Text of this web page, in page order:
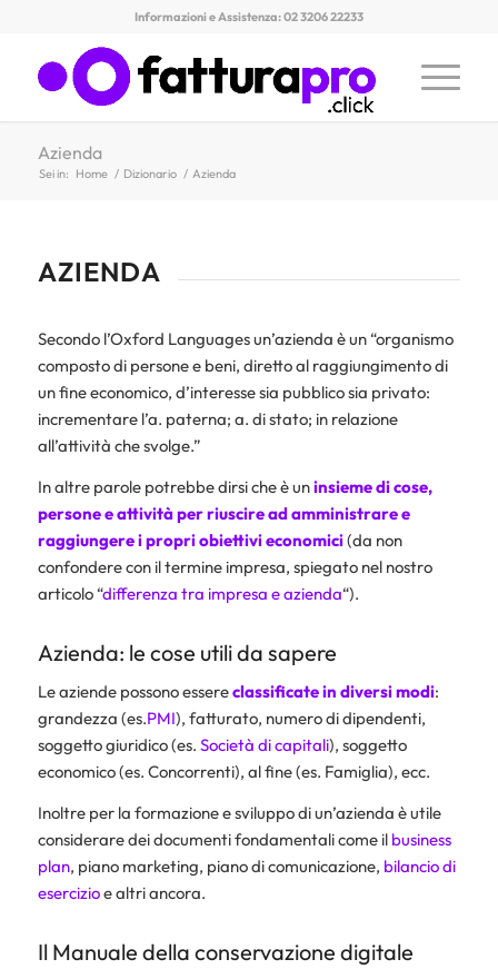
Informazioni e Assistenza: 02 3206 22233
Azienda
Sei in: Home / Dizionario / Azienda
AZIENDA
Secondo l’Oxford Languages un’azienda è un “organismo
composto di persone e beni, diretto al raggiungimento di
un fine economico, d’interesse sia pubblico sia privato:
incrementare l’a. paterna; a. di stato; in relazione
all’attività che svolge.”
In altre parole potrebbe dirsi che è uninsieme di cose,
persone e attività per riuscire ad amministrare e
raggiungere i propri obiettivi economici(da non
confondere con il termine impresa, spiegato nel nostro
articolo “differenza tra impresa e azienda“).
Azienda: le cose utili da sapere
Le aziende possono essereclassificate in diversi modi:
grandezza (es.PMI), fatturato, numero di dipendenti,
soggetto giuridico (es. Società di capitali), soggetto
economico (es. Concorrenti), al fine (es. Famiglia), ecc.
Inoltre per la formazione e sviluppo di un’azienda è utile
considerare dei documenti fondamentali come il business
plan, piano marketing, piano di comunicazione, bilancio di
esercizioe altri ancora.
Il Manuale della conservazione digitale